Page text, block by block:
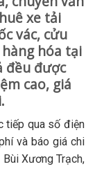
xe tải
vác, cửu
hóa tại
đều được
cao, giá
tiếp qua số điện
và báo giá chi
Xương Trạch,